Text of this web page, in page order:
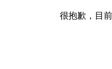
很抱歉，目